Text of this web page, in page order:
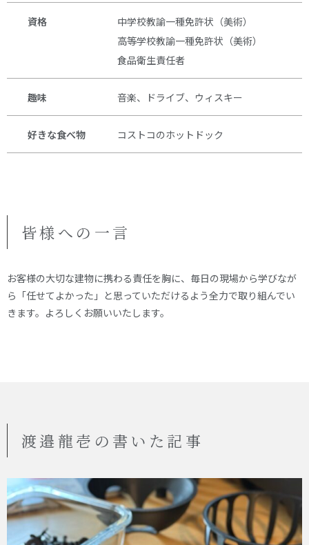
資格
中学校教諭一種免許状（美術）
高等学校教諭一種免許状（美術）
食品衛生責任者
趣味 音楽、ドライブ、ウィスキー
好きな食べ物 コストコのホットドック
皆様への一言
お客様の大切な建物に携わる責任を胸に、毎日の現場から学びなが
ら「任せてよかった」と思っていただけるよう全力で取り組んでい
きます。よろしくお願いいたします。
渡邉龍壱の書いた記事